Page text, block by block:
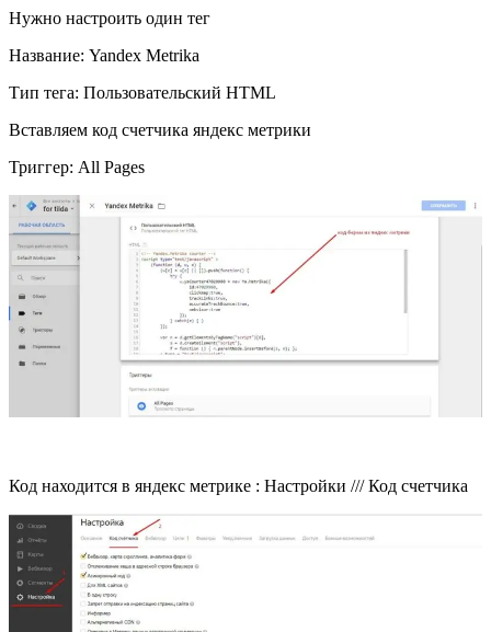
Нужно настроить один тег
Название: Yandex Metrika
Тип тега: Пользовательский HTML
Вставляем код счетчика яндекс метрики
Триггер: All Pages
Код находится в яндекс метрике : Настройки /// Код счетчика